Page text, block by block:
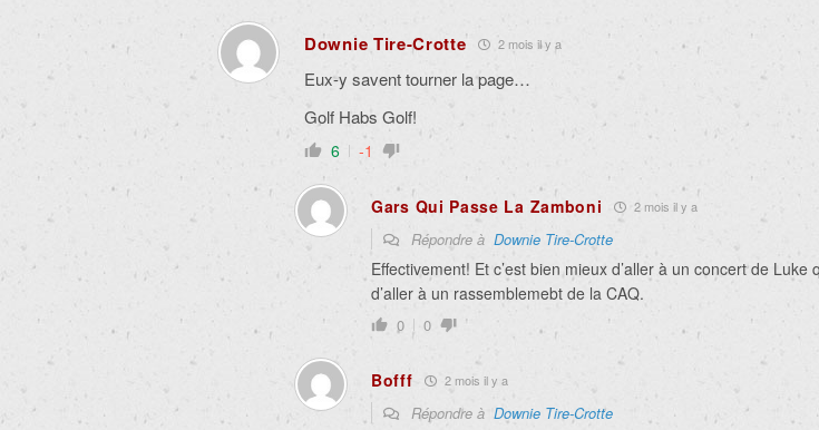
Downie Tire-Crotte 2 mois il y a
Eux-y savent tourner la page…
Golf Habs Golf!
6 -1
Gars Qui Passe La Zamboni 2 mois il y a
Répondre à Downie Tire-Crotte
Effectivement! Et c’est bien mieux d’aller à un concert de Luke
d’aller à un rassemblemebt de la CAQ.
0 0
Bofff 2 mois il y a
Répondre à Downie Tire-Crotte